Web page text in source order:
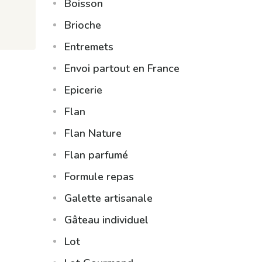
Boisson
Brioche
Entremets
Envoi partout en France
Epicerie
Flan
Flan Nature
Flan parfumé
Formule repas
Galette artisanale
Gâteau individuel
Lot